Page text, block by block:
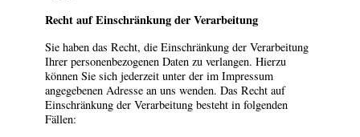
Recht auf Einschränkung der Verarbeitung
Sie haben das Recht, die Einschränkung der Verarbeitung
Ihrer personenbezogenen Daten zu verlangen. Hierzu
können Sie sich jederzeit unter der im Impressum
angegebenen Adresse an uns wenden. Das Recht auf
Einschränkung der Verarbeitung besteht in folgenden
Fällen: